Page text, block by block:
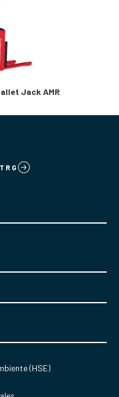
Jack AMR
(HSE)